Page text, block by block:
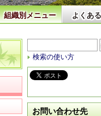
組織別メニュー よくあ
検索の使い方
お問い合わせ先